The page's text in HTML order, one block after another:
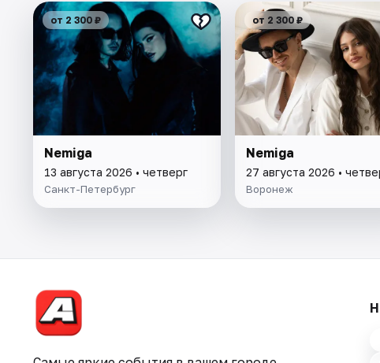
от 2 300 ₽
Nemiga
13 августа 2026 • четверг
Санкт-Петербург
от 2 300 ₽
Nemiga
27 августа 2026 •
Воронеж